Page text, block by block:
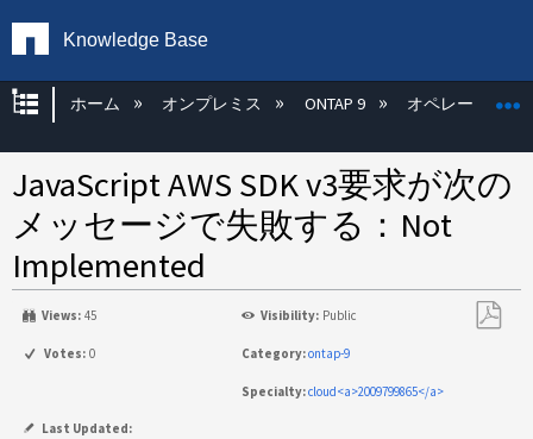
Knowledge Base
グローバル階層を展開/折りたたむ
ホーム オンプレミス ONTAP 9 オペレーティン
JavaScript AWS SDK v3要求が次の
メッセージで失敗する：Not
Implemented
Views: 45 Visibility: Public
Votes: 0 Category:ontap-9
Specialty:cloud<a>2009799865</a>
Last Updated: